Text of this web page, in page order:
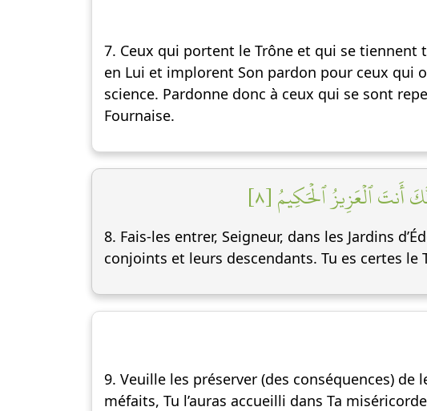
7. Ceux qui portent le Trône et qui se
en Lui et implorent Son pardon pour ceux qui
science. Pardonne donc à ceux qui se sont
Fournaise.
ٱلۡعَزِيزُ ٱلۡحَكِيمُ [٨]
8. Fais-les entrer, Seigneur, dans les Jardins
conjoints et leurs descendants. Tu es certes le
9. Veuille les préserver (des conséquences)
méfaits, Tu l’auras accueilli dans Ta